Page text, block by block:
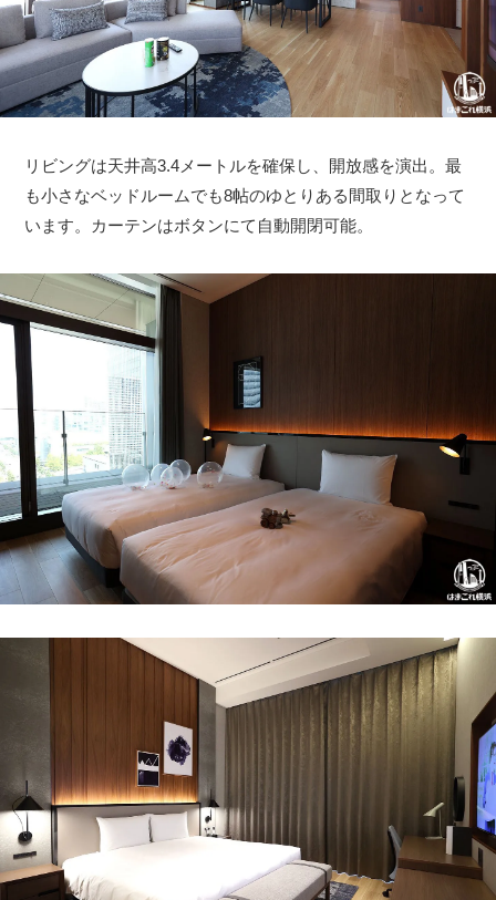
リビングは天井高3.4メートルを確保し、開放感を演出。最
も小さなベッドルームでも8帖のゆとりある間取りとなって
います。カーテンはボタンにて自動開閉可能。